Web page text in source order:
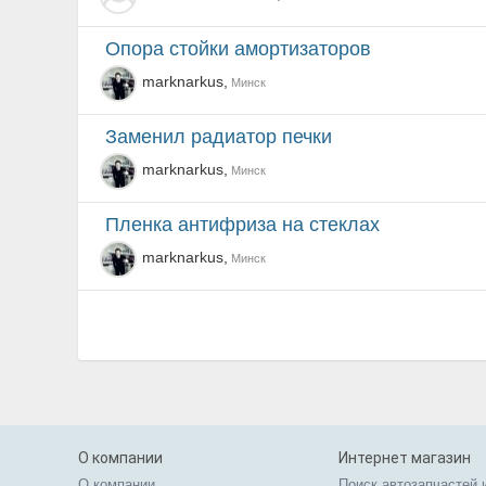
Опора стойки амортизаторов
marknarkus, Минск
Заменил радиатор печки
marknarkus, Минск
пленка антифриза на стеклах
marknarkus, Минск
О компании Интернет магазин